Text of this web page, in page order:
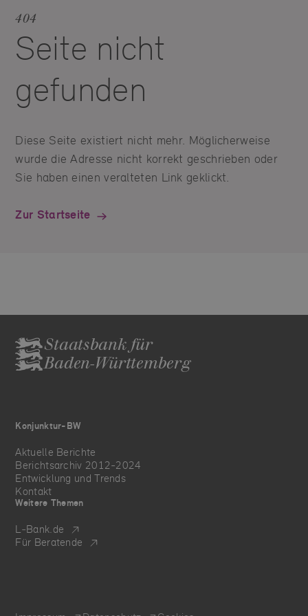
404
Seite nicht
gefunden
Diese Seite existiert nicht mehr. Möglicherweise
wurde die Adresse nicht korrekt geschrieben oder
Sie haben einen veralteten Link geklickt.
Zur Startseite
Staatsbank für
Baden-Württemberg
Konjunktur-BW
Aktuelle Berichte
Berichtsarchiv 2012-2024
Entwicklung und Trends
Kontakt
Weitere Themen
L‑Bank.de
Für Beratende